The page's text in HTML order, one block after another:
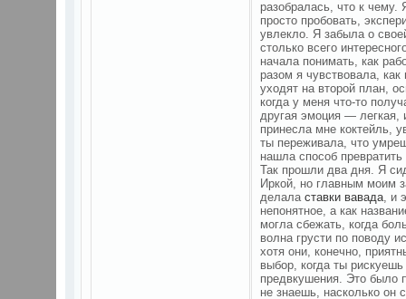
разобралась, что к
просто пробовать,
увлекло. Я забыла о
столько всего
начала понимать, как
разом я чувствовала,
уходят на второй план,
когда у меня что-то
другая эмоция — легкая,
принесла мне коктейль,
ты переживала, что
нашла способ
Так прошли два дня. Я
Иркой, но главным моим
делаластавки вавада , и
непонятное, а как
могла сбежать, когда
волна грусти по поводу
хотя они, конечно,
выбор, когда ты
предвкушения. Это было
не знаешь, насколько он